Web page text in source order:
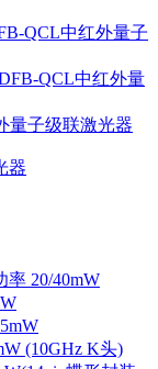
QCL中红外量子
QCL中红外量
量子级联激光器
器
率 20/40mW
(10GHz K头)